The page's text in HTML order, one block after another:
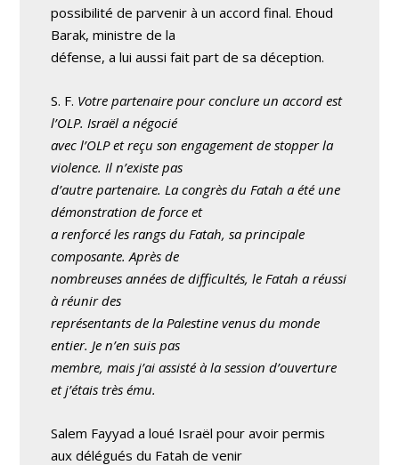
possibilité de parvenir à un accord final. Ehoud
Barak, ministre de la
défense, a lui aussi fait part de sa déception.
S. F. Votre partenaire pour conclure un accord est
l’OLP. Israël a négocié
avec l’OLP et reçu son engagement de stopper la
violence. Il n’existe pas
d’autre partenaire. La congrès du Fatah a été une
démonstration de force et
a renforcé les rangs du Fatah, sa principale
composante. Après de
nombreuses années de difficultés, le Fatah a réussi
à réunir des
représentants de la Palestine venus du monde
entier. Je n’en suis pas
membre, mais j’ai assisté à la session d’ouverture
et j’étais très ému.
Salem Fayyad a loué Israël pour avoir permis
aux délégués du Fatah de venir